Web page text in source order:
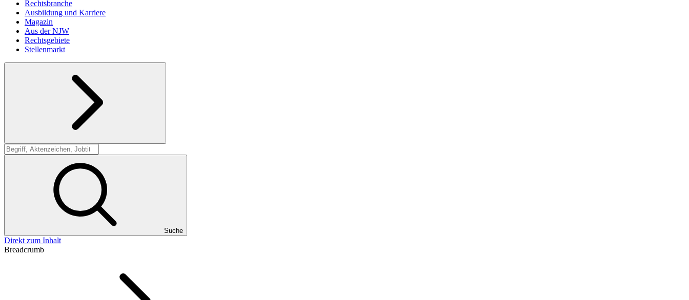
Rechtsbranche
Ausbildung und Karriere
Magazin
Aus der NJW
Rechtsgebiete
Stellenmarkt
Suche
Suche
Direkt zum Inhalt
Breadcrumb